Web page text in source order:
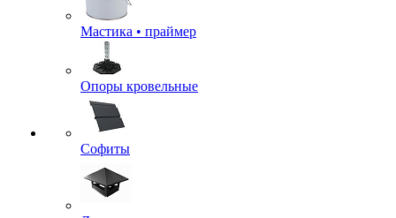
Мастика • праймер
Опоры кровельные
Софиты